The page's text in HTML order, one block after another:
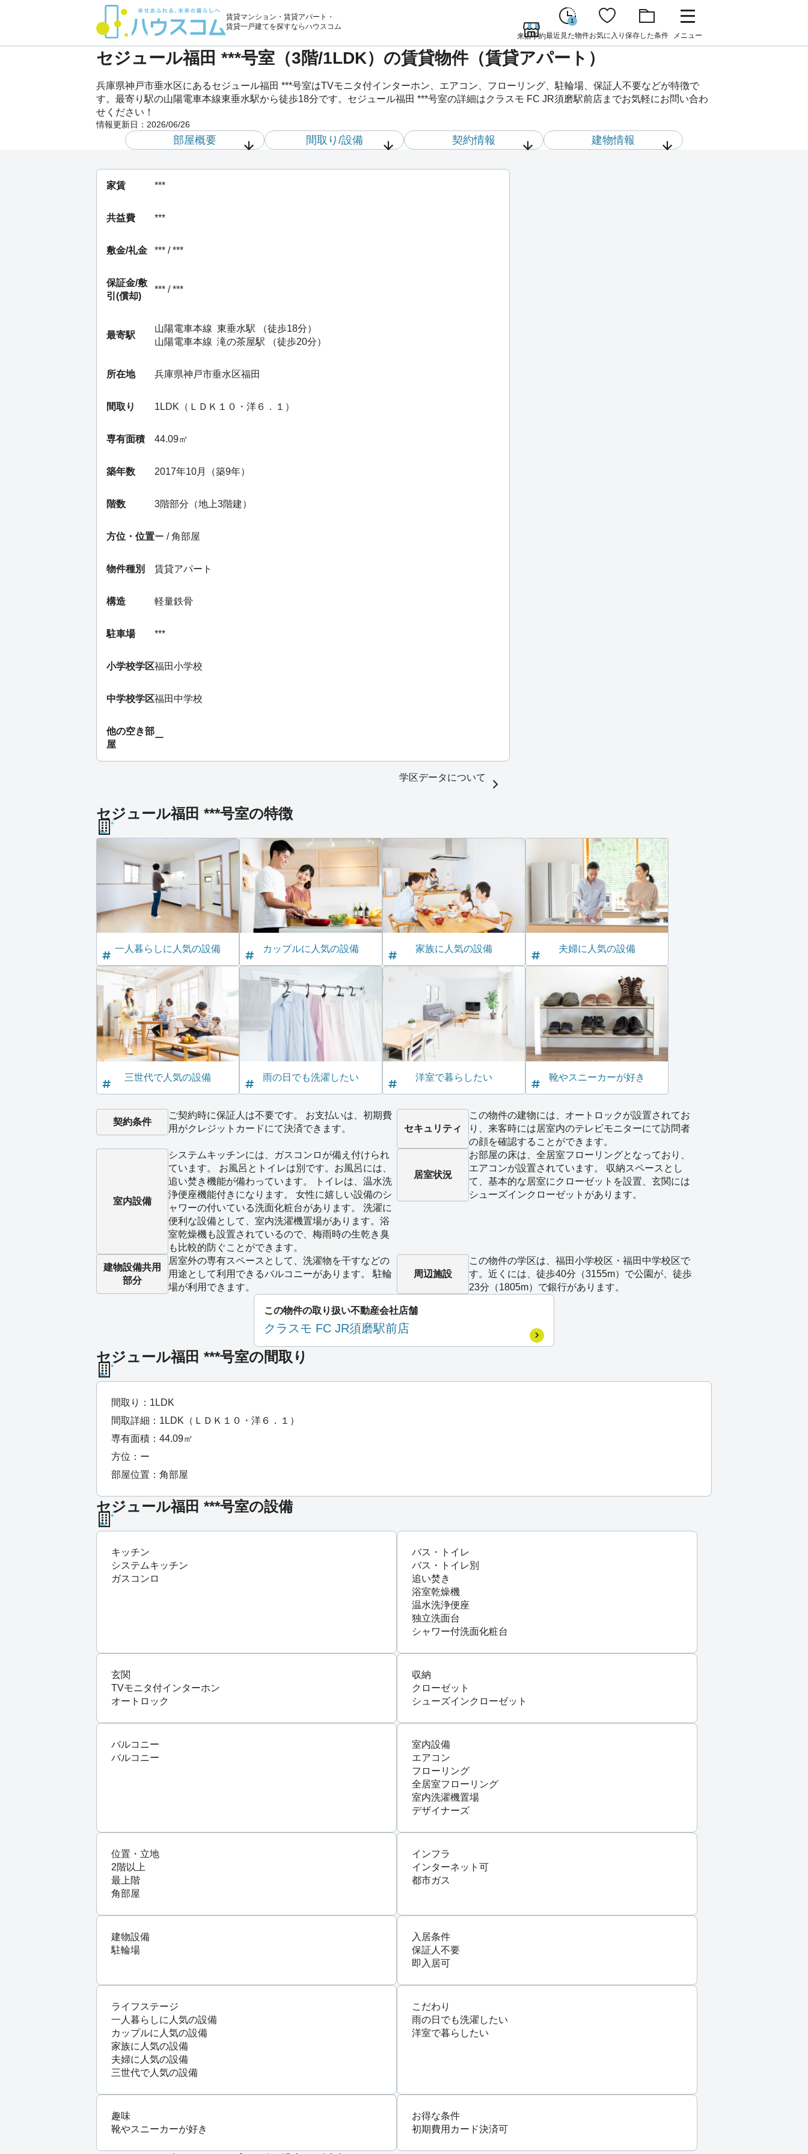
賃貸マンション・賃貸アパート・
賃貸一戸建てを探すならハウスコム
来店予約
1
最近見た物件お気に入り 保存した条件 メニュー
セジュール福田 ***号室（3階/1LDK）の賃貸物件（賃貸アパート）
兵庫県神戸市垂水区にあるセジュール福田 ***号室はTVモニタ付インターホン、エアコン、フローリング、駐輪場、保証人不要などが特徴で
す。最寄り駅の山陽電車本線東垂水駅から徒歩18分です。セジュール福田 ***号室の詳細はクラスモ FC JR須磨駅前店までお気軽にお問い合わ
せください！
情報更新日： 2026/06/26
部屋概要 間取り/設備 契約情報 建物情報
家賃 ***
共益費 ***
敷金/礼金 *** / ***
保証金/敷
引(償却)
*** / ***
最寄駅
山陽電車本線 東垂水駅 （徒歩18分）
山陽電車本線 滝の茶屋駅 （徒歩20分）
所在地 兵庫県神戸市垂水区福田
間取り 1LDK（ＬＤＫ１０・洋６．１）
専有面積 44.09㎡
築年数 2017年10月（築9年）
階数 3階部分（地上3階建）
方位・位置ー / 角部屋
物件種別 賃貸アパート
構造 軽量鉄骨
駐車場 ***
小学校学区福田小学校
中学校学区福田中学校
他の空き部
屋
ー
学区データについて
セジュール福田 ***号室の特徴
一人暮らしに人気の設備 カップルに人気の設備 家族に人気の設備 夫婦に人気の設備
三世代で人気の設備 雨の日でも洗濯したい 洋室で暮らしたい 靴やスニーカーが好き
契約条件
ご契約時に保証人は不要です。 お支払いは、初期費
用がクレジットカードにて決済できます。
セキュリティ
この物件の建物には、オートロックが設置されてお
り、来客時には居室内のテレビモニターにて訪問者
の顔を確認することができます。
室内設備
システムキッチンには、ガスコンロが備え付けられ
ています。 お風呂とトイレは別です。お風呂には、
追い焚き機能が備わっています。 トイレは、温水洗
浄便座機能付きになります。 女性に嬉しい設備のシ
ャワーの付いている洗面化粧台があります。 洗濯に
便利な設備として、室内洗濯機置場があります。浴
室乾燥機も設置されているので、梅雨時の生乾き臭
も比較的防ぐことができます。
居室状況
お部屋の床は、全居室フローリングとなっており、
エアコンが設置されています。 収納スペースとし
て、基本的な居室にクローゼットを設置、玄関には
シューズインクローゼットがあります。
建物設備共用
部分
居室外の専有スペースとして、洗濯物を干すなどの
用途として利用できるバルコニーがあります。 駐輪
場が利用できます。
周辺施設
この物件の学区は、福田小学校区・福田中学校区で
す。近くには、徒歩40分（3155m）で公園が、徒歩
23分（1805m）で銀行があります。
この物件の取り扱い不動産会社店舗
クラスモ FC JR須磨駅前店
セジュール福田 ***号室の間取り
間取り：1LDK
間取詳細：1LDK（ＬＤＫ１０・洋６．１）
専有面積：44.09㎡
方位：ー
部屋位置：角部屋
セジュール福田 ***号室の設備
キッチン
システムキッチン
ガスコンロ
バス・トイレ
バス・トイレ別
追い焚き
浴室乾燥機
温水洗浄便座
独立洗面台
シャワー付洗面化粧台
玄関
TVモニタ付インターホン
オートロック
収納
クローゼット
シューズインクローゼット
バルコニー
バルコニー
室内設備
エアコン
フローリング
全居室フローリング
室内洗濯機置場
デザイナーズ
位置・立地
2階以上
最上階
角部屋
インフラ
インターネット可
都市ガス
建物設備
駐輪場
入居条件
保証人不要
即入居可
ライフステージ
一人暮らしに人気の設備
カップルに人気の設備
家族に人気の設備
夫婦に人気の設備
三世代で人気の設備
こだわり
雨の日でも洗濯したい
洋室で暮らしたい
趣味
靴やスニーカーが好き
お得な条件
初期費用カード決済可